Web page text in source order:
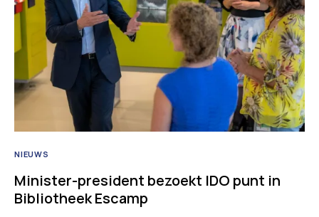
NIEUWS
Minister-president bezoekt IDO punt in
Bibliotheek Escamp